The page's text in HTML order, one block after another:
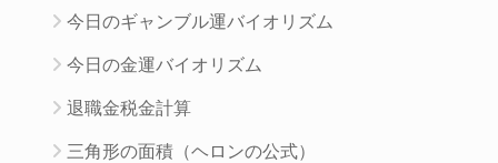
今日のギャンブル運バイオリズム
今日の金運バイオリズム
退職金税金計算
三角形の面積（ヘロンの公式）